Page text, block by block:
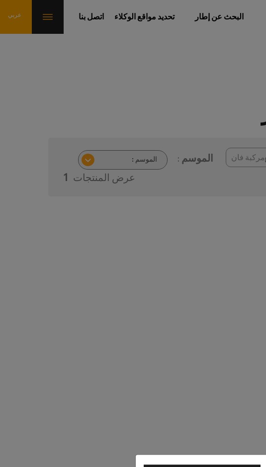
البحث عن إطار تحديد مواقع الوكلاء اتصل بنا
مركبة فان
الموسم :
عرض المنتجات
1